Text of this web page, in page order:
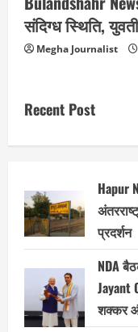
संदिग्ध स्थिति,
Megha Journalist
Recent Post
Hapur
प्रदर्शन
NDA
Jayant
शक्कर